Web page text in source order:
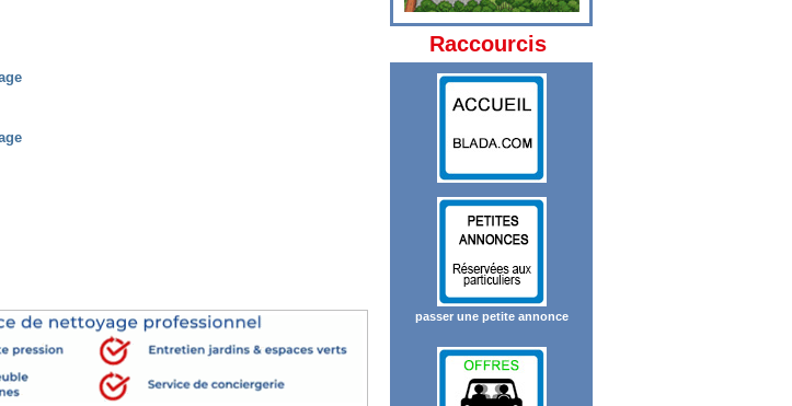
Raccourcis
passer une petite annonce